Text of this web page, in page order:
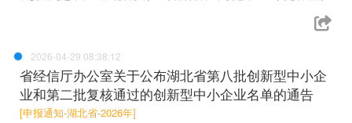
2026-04-29 08:38:12
省经信厅办公室关于公布湖北省第八批创新型中小企
业和第二批复核通过的创新型中小企业名单的通告
[申报通知-湖北省-2026年]